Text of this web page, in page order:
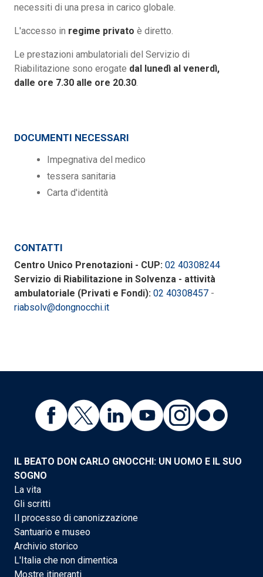
necessiti di una presa in carico globale.
L'accesso in regime privato è diretto.
Le prestazioni ambulatoriali del Servizio di
Riabilitazione sono erogate dal lunedì al venerdì,
dalle ore 7.30 alle ore 20.30.
DOCUMENTI NECESSARI
Impegnativa del medico
tessera sanitaria
Carta d'identità
CONTATTI
Centro Unico Prenotazioni - CUP: 02 40308244
Servizio di Riabilitazione in Solvenza - attività
ambulatoriale (Privati e Fondi): 02 40308457 -
riabsolv@dongnocchi.it
IL BEATO DON CARLO GNOCCHI: UN UOMO E IL SUO
SOGNO
La vita
Gli scritti
Il processo di canonizzazione
Santuario e museo
Archivio storico
L'Italia che non dimentica
Mostre itineranti